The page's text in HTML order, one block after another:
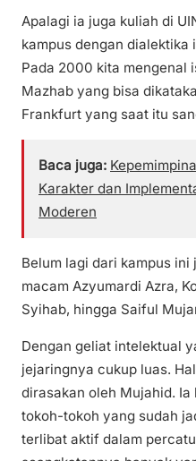
Apalagi ia juga kuliah di
kampus dengan
Pada 2000 kita mengenal
Mazhab yang bisa
Frankfurt yang saat itu
Baca juga:
Karakter dan
Moderen
Belum lagi dari kampus
macam Azyumardi Azra,
Syihab, hingga Saiful
Dengan geliat intelektual
jejaringnya cukup luas.
dirasakan oleh Mujahid.
tokoh-tokoh yang sudah
terlibat aktif dalam